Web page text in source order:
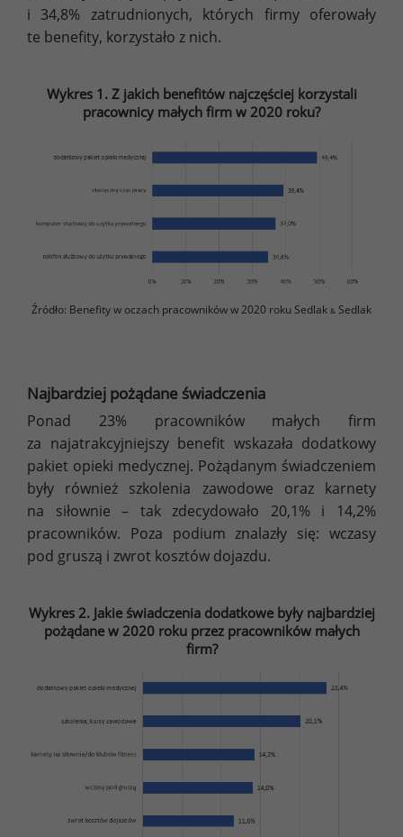
i 34,8% zatrudnionych, których firmy oferowały
te benefity, korzystało z nich.
Wykres 1. Z jakich benefitów najczęściej korzystali
pracownicy małych firm w 2020 roku?
Źródło: Benefity w oczach pracowników w 2020 roku Sedlak & Sedlak
Najbardziej pożądane świadczenia
Ponad 23% pracowników małych firm
za najatrakcyjniejszy benefit wskazała dodatkowy
pakiet opieki medycznej. Pożądanym świadczeniem
były również szkolenia zawodowe oraz karnety
na siłownie – tak zdecydowało 20,1% i 14,2%
pracowników. Poza podium znalazły się: wczasy
pod gruszą i zwrot kosztów dojazdu.
Wykres 2. Jakie świadczenia dodatkowe były najbardziej
pożądane w 2020 roku przez pracowników małych
firm?